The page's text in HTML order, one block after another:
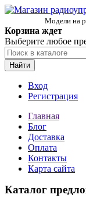
Модели на
Корзина ждет
Выберите любое
Найти
Вход
Регистрация
Главная
Блог
Доставка
Оплата
Контакты
Карта сайта
Каталог